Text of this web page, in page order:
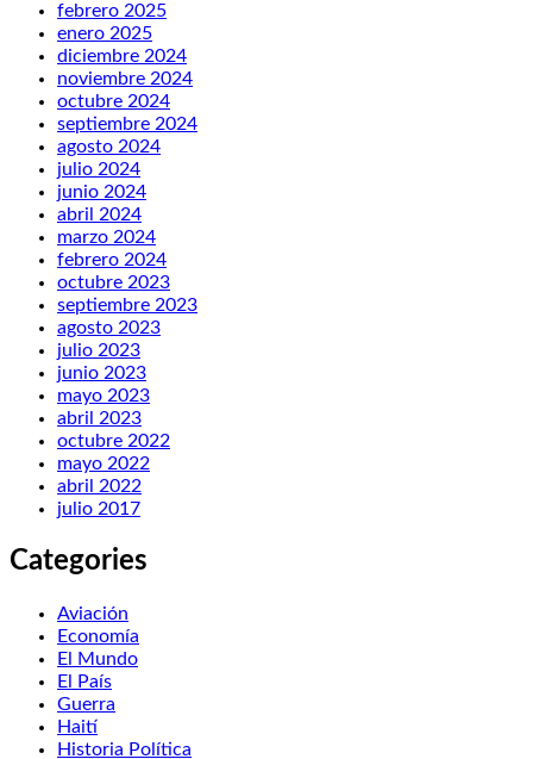
febrero 2025
enero 2025
diciembre 2024
noviembre 2024
octubre 2024
septiembre 2024
agosto 2024
julio 2024
junio 2024
abril 2024
marzo 2024
febrero 2024
octubre 2023
septiembre 2023
agosto 2023
julio 2023
junio 2023
mayo 2023
abril 2023
octubre 2022
mayo 2022
abril 2022
julio 2017
Categories
Aviación
Economía
El Mundo
El País
Guerra
Haití
Historia Política